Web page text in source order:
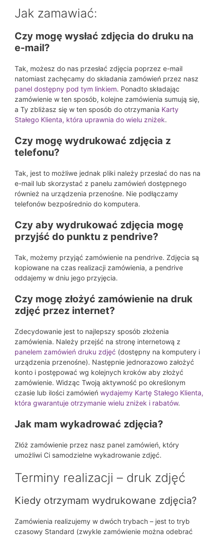
Jak zamawiać:
Czy mogę wysłać zdjęcia do druku na
e-mail?
Tak, możesz do nas przesłać zdjęcia poprzez e-mail
natomiast zachęcamy do składania zamówień przez nasz
panel dostępny pod tym linkiem. Ponadto składając
zamówienie w ten sposób, kolejne zamówienia sumują się,
a Ty zbliżasz się w ten sposób do otrzymania Karty
Stałego Klienta, która uprawnia do wielu zniżek.
Czy mogę wydrukować zdjęcia z
telefonu?
Tak, jest to możliwe jednak pliki należy przesłać do nas na
e-mail lub skorzystać z panelu zamówień dostępnego
również na urządzenia przenośne. Nie podłączamy
telefonów bezpośrednio do komputera.
Czy aby wydrukować zdjęcia mogę
przyjść do punktu z pendrive?
Tak, możemy przyjąć zamówienie na pendrive. Zdjęcia są
kopiowane na czas realizacji zamówienia, a pendrive
oddajemy w dniu jego przyjęcia.
Czy mogę złożyć zamówienie na druk
zdjęć przez internet?
Zdecydowanie jest to najlepszy sposób złożenia
zamówienia. Należy przejść na stronę internetową z
panelem zamówień druku zdjęć (dostępny na komputery i
urządzenia przenośne). Następnie jednorazowo założyć
konto i postępować wg kolejnych kroków aby złożyć
zamówienie. Widząc Twoją aktywność po określonym
czasie lub ilości zamówień wydajemy Kartę Stałego Klienta,
która gwarantuje otrzymanie wielu zniżek i rabatów.
Jak mam wykadrować zdjęcia?
Złóż zamówienie przez nasz panel zamówień, który
umożliwi Ci samodzielne wykadrowanie zdjęć.
Terminy realizacji – druk zdjęć
Kiedy otrzymam wydrukowane zdjęcia?
Zamówienia realizujemy w dwóch trybach – jest to tryb
czasowy Standard (zwykle zamówienie można odebrać